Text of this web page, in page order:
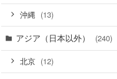
沖縄 (13)
アジア（日本以外） (240)
北京 (12)